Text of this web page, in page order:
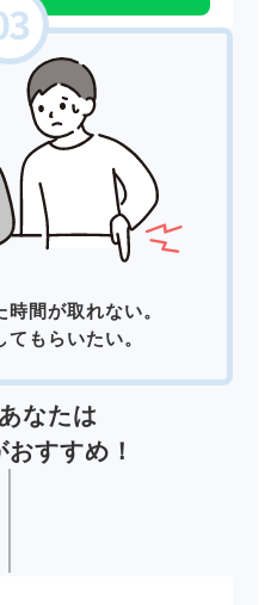
時間が取れない。
もらいたい。
なたは
おすすめ！